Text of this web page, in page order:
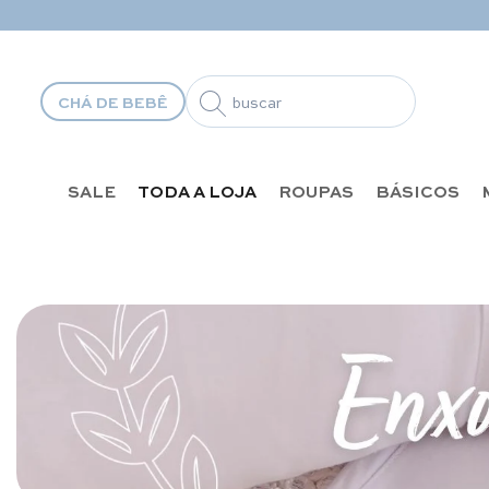
CHÁ DE BEBÊ
SALE TODA A LOJA ROUPAS BÁSICOS